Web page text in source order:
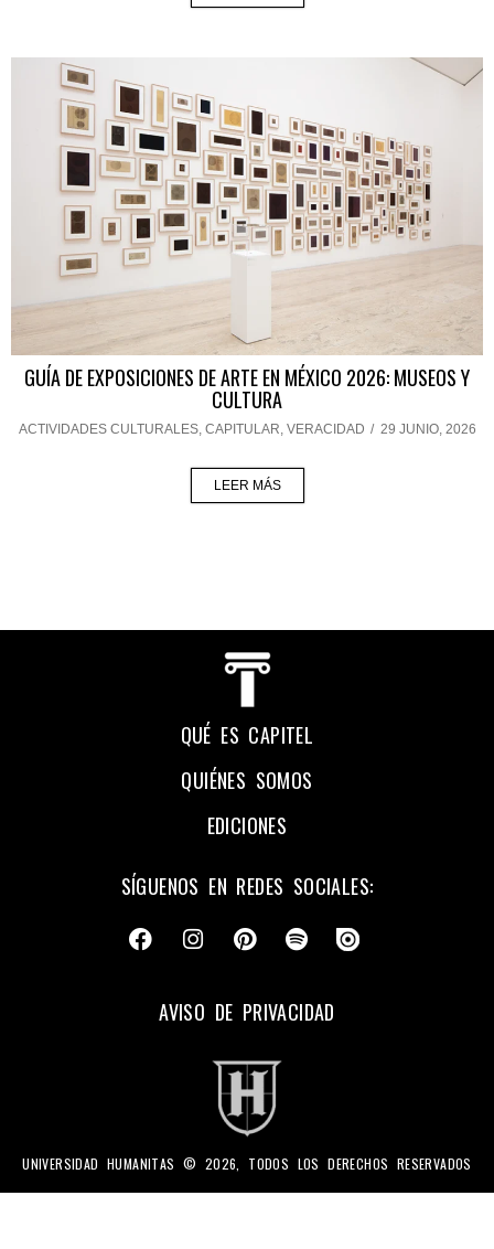
GUÍA DE EXPOSICIONES DE ARTE EN MÉXICO 2026: MUSEOS Y
CULTURA
ACTIVIDADES CULTURALES, CAPITULAR, VERACIDAD / 29 JUNIO, 2026
LEER MÁS
QUÉ ES CAPITEL
QUIÉNES SOMOS
EDICIONES
SÍGUENOS EN REDES SOCIALES:
AVISO DE PRIVACIDAD
UNIVERSIDAD HUMANITAS © 2026, TODOS LOS DERECHOS RESERVADOS